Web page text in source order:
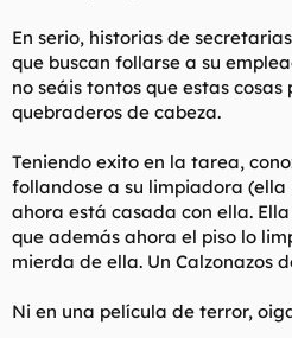
En serio, historias de
que buscan follarse a su
no seáis tontos que estas
quebraderos de cabeza.
Teniendo exito en la tarea,
follandose a su limpiadora (ella
ahora está casada con ella.
que además ahora el piso lo
mierda de ella. Un Calzonazos
Ni en una película de terror,